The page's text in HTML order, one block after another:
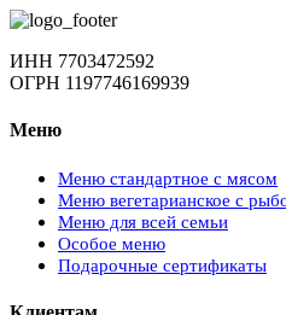
ИНН 7703472592
ОГРН 1197746169939
Меню
Меню стандартное с мясом
Меню вегетарианское с
Меню для всей семьи
Особое меню
Подарочные сертификаты